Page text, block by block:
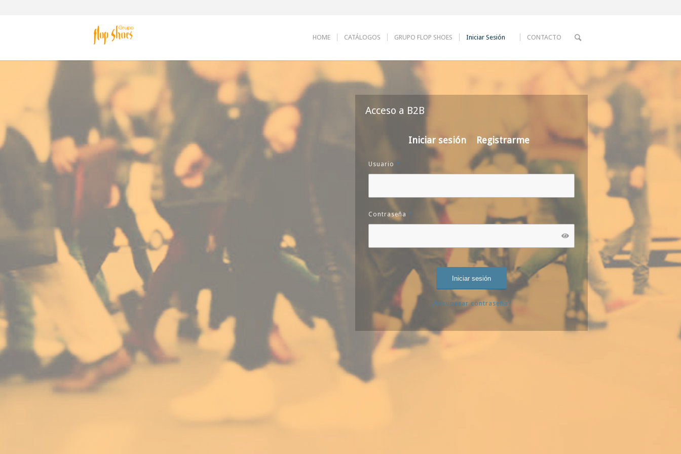
HOME CATÁLOGOS GRUPO FLOP SHOES Iniciar Sesión CONTACTO
Acceso a B2B
Iniciar sesión Registrarme
Usuario *
Contraseña *
¿Recuperar contraseña?